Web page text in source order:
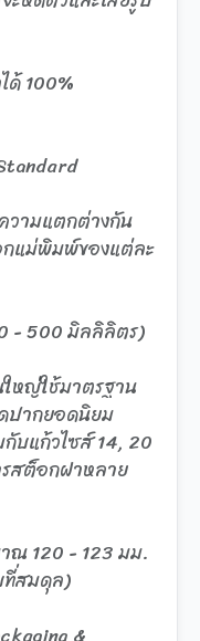
ด้ 100%
ามแตกต่างกัน
แม่พิมพ์ของแต่ละ
- 500 มิลลิลิตร)
หญ่ใช้มาตรฐาน
ปากยอดนิยม
บแก้วไซส์ 14, 20
สต็อกฝาหลาย
ณ 120 - 123 มม.
สมดุล)